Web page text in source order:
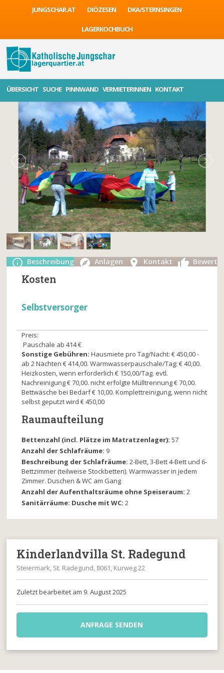
JUNGSCHAR.AT DIÖZESEN DKA/STERNSINGEN
LAGERKOCHBUCH
ÜBERSICHT SUCHE PINNWAND VERMIETERINNEN KONTAKT
Beschreibung Anlagen Kontakt
Kosten
Selbstversorger
Preis:
Pauschale ab 414 €
Sonstige Gebühren:Hausmiete pro Tag/Nacht: € 450,00 -
ab 2 Nächten € 414,00. Warmwasserpauschale/Tag: € 40,00.
Heizkosten, wenn erforderlich € 150,00/Tag. evtl.
Nachreinigung € 70,00. nicht erfolgte Mülltrennung € 70,00.
Bettwäsche bei Bedarf € 10,00. Komplettreinigung, wenn nicht
selbst geputzt wird € 450,00
Raumaufteilung
Bettenzahl (incl. Plätze im Matratzenlager):57
Anzahl der Schlafräume: 9
Beschreibung der Schlafräume:2-Bett, 3-Bett 4-Bett und 6-
Bettzimmer (teilweise Stockbetten). Warmwasser in jedem
Zimmer. Duschen & WC am Gang
Anzahl der Aufenthaltsräume ohne Speiseraum:2
Sanitärräume: Dusche mit WC:2
Kinderlandvilla St. Radegund
Steiermark, St. Radegund, 8061, Kurweg 22
Zuletzt bearbeitet am 9. August 2025
ANFRAGE SENDEN